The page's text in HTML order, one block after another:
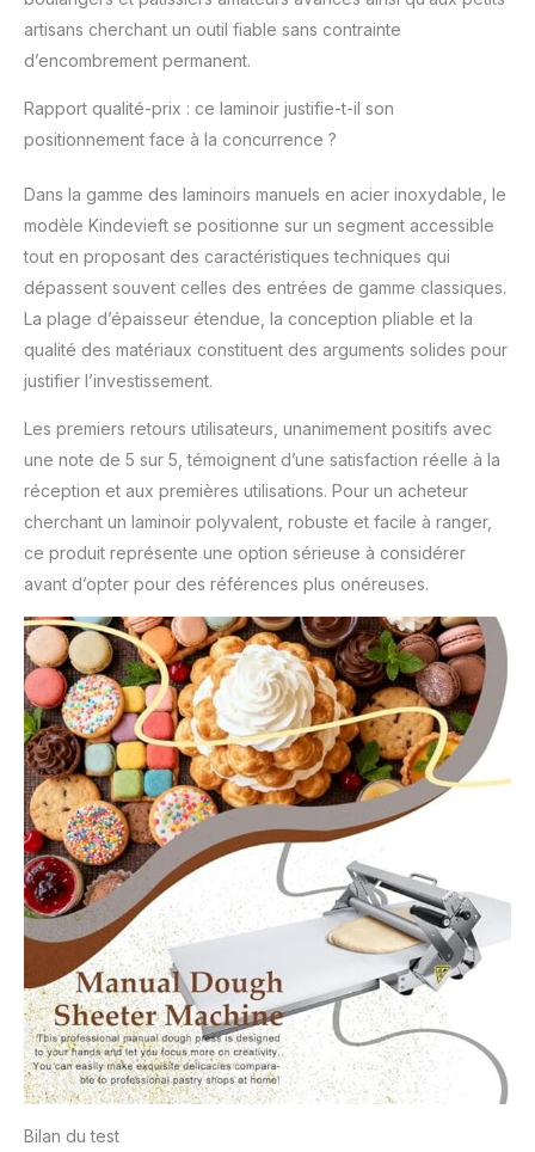
APPLICATIONS LARGES
】 Ce n'est pas qu'une
pour la pâtisserie !
Préparez des
des viennoiseries
pizza moelleuses, des
biscuits délicats, et
même du fondant
collant ou des bonbons
(Type A / Type B) vous
convives lors de
brunchs du dimanche
ou d'organiser de
petits événements.
artisans cherchant un outil fiable sans contrainte
d’encombrement permanent.
Rapport qualité-prix : ce laminoir justifie-t-il son
positionnement face à la concurrence ?
Dans la gamme des laminoirs manuels en acier inoxydable, le
modèle Kindevieft se positionne sur un segment accessible
tout en proposant des caractéristiques techniques qui
dépassent souvent celles des entrées de gamme classiques.
La plage d’épaisseur étendue, la conception pliable et la
qualité des matériaux constituent des arguments solides pour
justifier l’investissement.
Les premiers retours utilisateurs, unanimement positifs avec
une note de 5 sur 5, témoignent d’une satisfaction réelle à la
réception et aux premières utilisations. Pour un acheteur
cherchant un laminoir polyvalent, robuste et facile à ranger,
ce produit représente une option sérieuse à considérer
avant d’opter pour des références plus onéreuses.
Bilan du test